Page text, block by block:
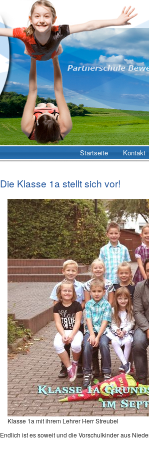
Startseite Kontakt
Die Klasse 1a stellt sich vor!
Klasse 1a mit ihrem Lehrer Herr Streubel
Endlich ist es soweit und die Vorschulkinder aus